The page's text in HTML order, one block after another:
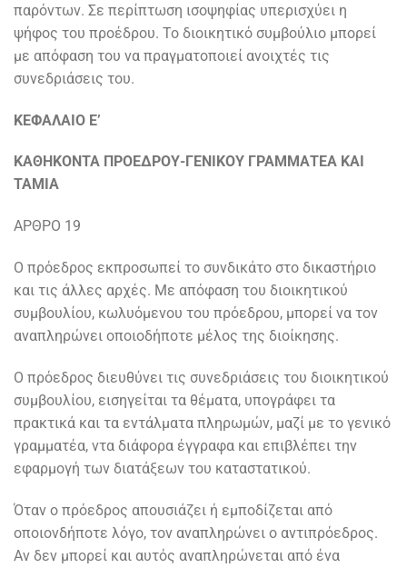
παρόντων. Σε περίπτωση ισοψηφίας υπερισχύει η
ψήφος του προέδρου. Το διοικητικό συμβούλιο μπορεί
με απόφαση του να πραγματοποιεί ανοιχτές τις
συνεδριάσεις του.
ΚΕΦΑΛΑΙΟ Ε’
ΚΑΘΗΚΟΝΤΑ ΠΡΟΕΔΡΟΥ-ΓΕΝΙΚΟΥ ΓΡΑΜΜΑΤΕΑ ΚΑΙ
ΤΑΜΙΑ
ΑΡΘΡΟ 19
Ο πρόεδρος εκπροσωπεί το συνδικάτο στο δικαστήριο
και τις άλλες αρχές. Με απόφαση του διοικητικού
συμβουλίου, κωλυόμενου του πρόεδρου, μπορεί να τον
αναπληρώνει οποιοδήποτε μέλος της διοίκησης.
Ο πρόεδρος διευθύνει τις συνεδριάσεις του διοικητικού
συμβουλίου, εισηγείται τα θέματα, υπογράφει τα
πρακτικά και τα εντάλματα πληρωμών, μαζί με το γενικό
γραμματέα, ντα διάφορα έγγραφα και επιβλέπει την
εφαρμογή των διατάξεων του καταστατικού.
Όταν ο πρόεδρος απουσιάζει ή εμποδίζεται από
οποιονδήποτε λόγο, τον αναπληρώνει ο αντιπρόεδρος.
Αν δεν μπορεί και αυτός αναπληρώνεται από ένα